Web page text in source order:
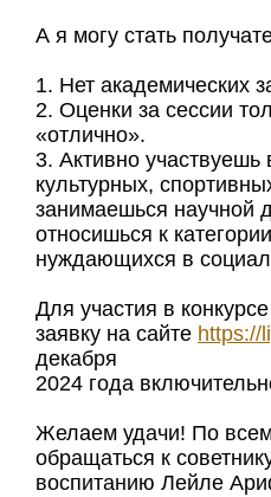
А я могу стать
1. Нет академических
2. Оценки за сессии
«отлично».
3. Активно
культурных,
занимаешься научной
относишься к
нуждающихся в
Для участия в
заявку на сайте https://
декабря
2024 года
Желаем удачи! По
обращаться к
воспитанию Лейле